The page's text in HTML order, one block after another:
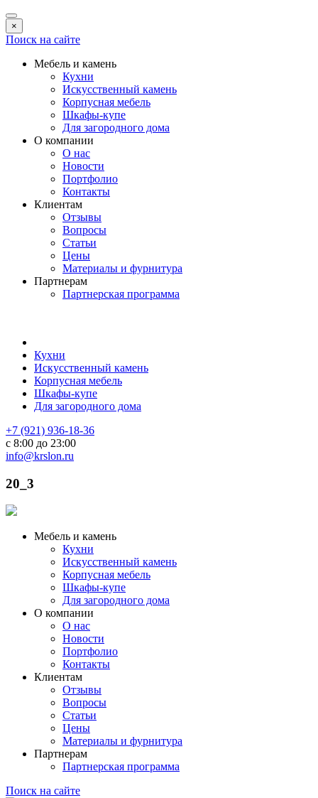
×
Поиск на сайте
Мебель и камень
Кухни
Искусственный камень
Корпусная мебель
Шкафы-купе
Для загородного дома
О компании
О нас
Новости
Портфолио
Контакты
Клиентам
Отзывы
Вопросы
Статьи
Цены
Материалы и фурнитура
Партнерам
Партнерская программа
Кухни
Искусственный камень
Корпусная мебель
Шкафы-купе
Для загородного дома
+7 (921) 936-18-36
с 8:00 до 23:00
info@krslon.ru
20_3
Мебель и камень
Кухни
Искусственный камень
Корпусная мебель
Шкафы-купе
Для загородного дома
О компании
О нас
Новости
Портфолио
Контакты
Клиентам
Отзывы
Вопросы
Статьи
Цены
Материалы и фурнитура
Партнерам
Партнерская программа
Поиск на сайте